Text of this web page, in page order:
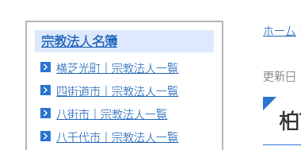
宗教法人名簿
横芝光町｜宗教法人一覧
四街道市｜宗教法人一覧
八街市｜宗教法人一覧
八千代市｜宗教法人一覧
ホーム
更新